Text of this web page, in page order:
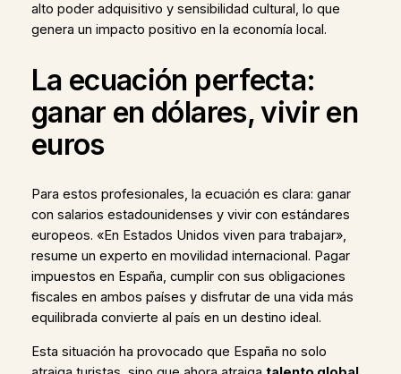
alto poder adquisitivo y sensibilidad cultural, lo que
genera un impacto positivo en la economía local.
La ecuación perfecta:
ganar en dólares, vivir en
euros
Para estos profesionales, la ecuación es clara: ganar
con salarios estadounidenses y vivir con estándares
europeos. «En Estados Unidos viven para trabajar»,
resume un experto en movilidad internacional. Pagar
impuestos en España, cumplir con sus obligaciones
fiscales en ambos países y disfrutar de una vida más
equilibrada convierte al país en un destino ideal.
Esta situación ha provocado que España no solo